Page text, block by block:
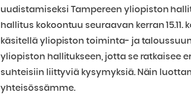
uudistamiseksi Tampereen yliopiston
hallitus kokoontuu seuraavan kerran
käsitellä yliopiston toiminta- ja
yliopiston hallitukseen, jotta se ratkaisee
suhteisiin liittyviä kysymyksiä. Näin
yhteisössämme.